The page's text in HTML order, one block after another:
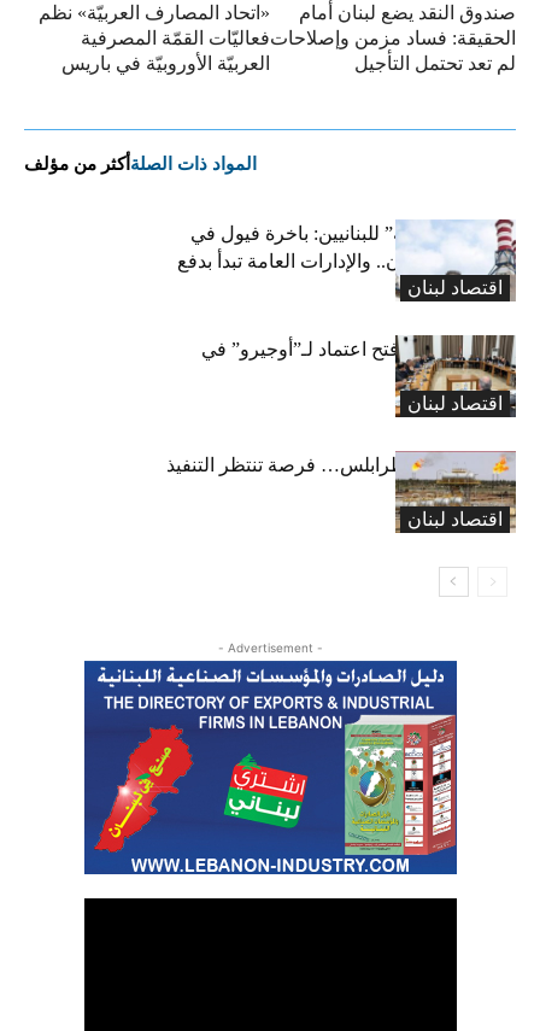
«اتحاد المصارف العربيّة» نظم
فعاليّات القمّة المصرفية
العربيّة الأوروبيّة في باريس
صندوق النقد يضع لبنان أمام
الحقيقة: فساد مزمن وإصلاحات
لم تعد تحتمل التأجيل
المواد ذات الصلةأكثر من مؤلف
اقتصاد لبنان
بشرى “كهربائية” للبنانيين: باخرة فيول في
طريقها إلى لبنان.. والإدارات العامة تبدأ بدفع
متوجباتها
اقتصاد لبنان
لجنة المال تقرّ فتح اعتماد لـ”أوجيرو” في
موازنة 2026
اقتصاد لبنان
خط كركوك – طرابلس… فرصة تنتظر التنفيذ
- Advertisement -